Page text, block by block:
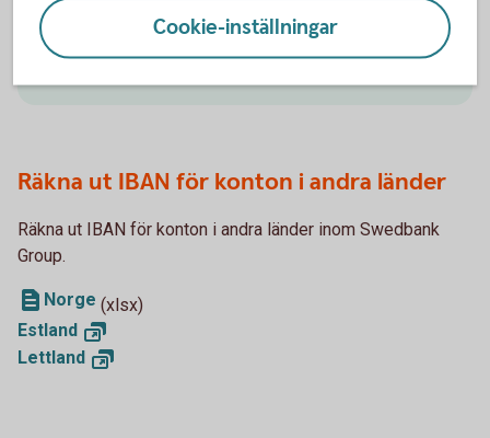
Räkna ut IBAN
Räkna ut IBAN för konton i andra länder
Räkna ut IBAN för konton i andra länder inom Swedbank
Group.
Norge (xlsx)
Estland
Lettland
Cookie-inställningar